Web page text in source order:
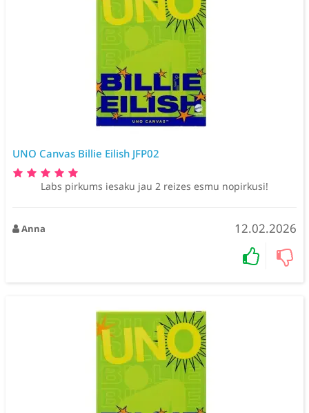
UNO Canvas Billie Eilish JFP02
Labs pirkums iesaku jau 2 reizes esmu nopirkusi!
Anna 12.02.2026